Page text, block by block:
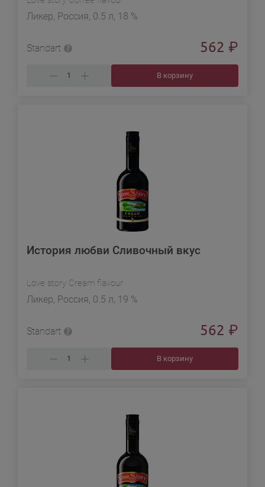
Ликер, Россия, 0.5 л, 18 %
Standart 562 ₽
В корзину
История любви Сливочный вкус
Love story Cream flavour
Ликер, Россия, 0.5 л, 19 %
Standart 562 ₽
В корзину